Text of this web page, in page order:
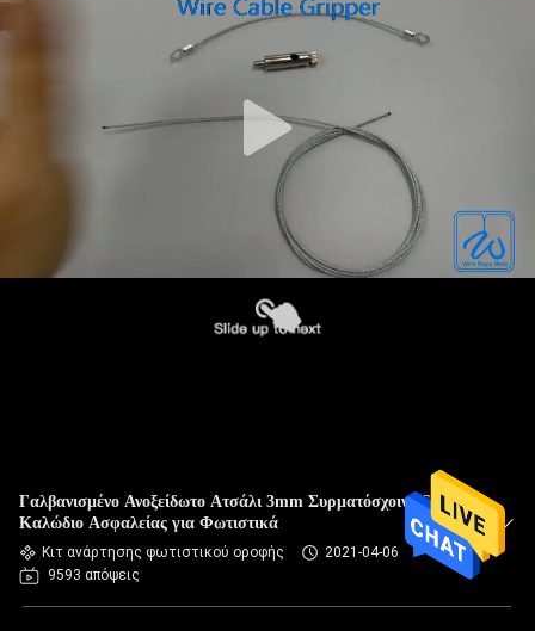
Γαλβανισμένο Ανοξείδωτο Ατσάλι 3mm Συρματόσχοινο Sling
Καλώδιο Ασφαλείας για Φωτιστικά
Κιτ ανάρτησης φωτιστικού οροφής
2021-04-06
9593 απόψεις